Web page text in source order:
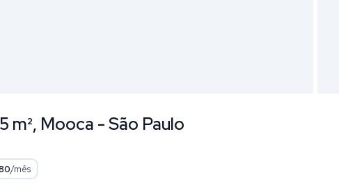
Mooca - São Paulo
/mês